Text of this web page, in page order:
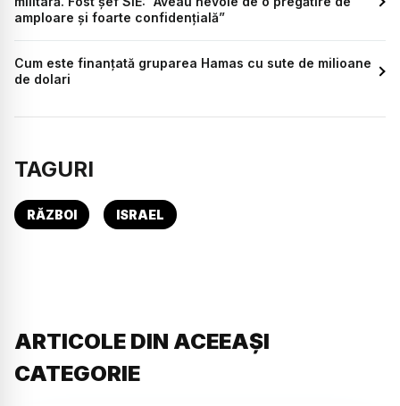
amploare și foarte confidențială”
Cum este finanțată gruparea Hamas cu sute de milioane
de dolari
TAGURI
RĂZBOI ISRAEL
ARTICOLE DIN ACEEAȘI
CATEGORIE